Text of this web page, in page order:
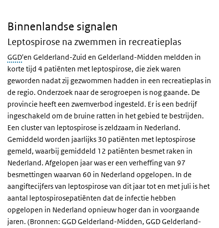
Binnenlandse signalen
Leptospirose na zwemmen in recreatieplas
GGD'en Gelderland-Zuid en Gelderland-Midden meldden in
korte tijd 4 patiënten met leptospirose, die ziek waren
geworden nadat zij gezwommen hadden in een recreatieplas in
de regio. Onderzoek naar de serogroepen is nog gaande. De
provincie heeft een zwemverbod ingesteld. Er is een bedrijf
ingeschakeld om de bruine ratten in het gebied te bestrijden.
Een cluster van leptospirose is zeldzaam in Nederland.
Gemiddeld worden jaarlijks 30 patiënten met leptospirose
gemeld, waarbij gemiddeld 12 patiënten besmet raken in
Nederland. Afgelopen jaar was er een verheffing van 97
besmettingen waarvan 60 in Nederland opgelopen. In de
aangiftecijfers van leptospirose van dit jaar tot en met juli is het
aantal leptospirosepatiënten dat de infectie hebben
opgelopen in Nederland opnieuw hoger dan in voorgaande
jaren. (Bronnen: GGD Gelderland-Midden, GGD Gelderland-